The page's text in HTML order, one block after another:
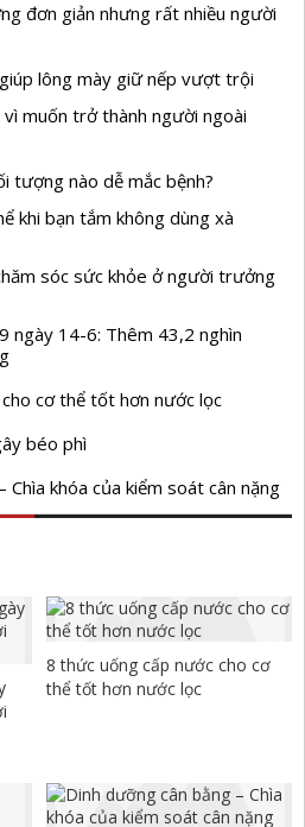
đơn giản nhưng rất nhiều người
lông mày giữ nếp vượt trội
muốn trở thành người ngoài
tượng nào dễ mắc bệnh?
khi bạn tắm không dùng xà
sóc sức khỏe ở người trưởng
ngày 14-6: Thêm 43,2 nghìn
cơ thể tốt hơn nước lọc
béo phì
Chìa khóa của kiểm soát cân nặng
8 thức uống cấp nước cho cơ
thể tốt hơn nước lọc